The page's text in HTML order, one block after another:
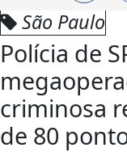
São Paulo
Polícia de
criminosa
de 80